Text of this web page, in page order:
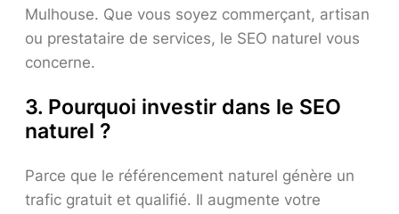
Mulhouse. Que vous soyez commerçant, artisan
ou prestataire de services, le SEO naturel vous
concerne.
3. Pourquoi investir dans le SEO
naturel ?
Parce que le référencement naturel génère un
trafic gratuit et qualifié. Il augmente votre